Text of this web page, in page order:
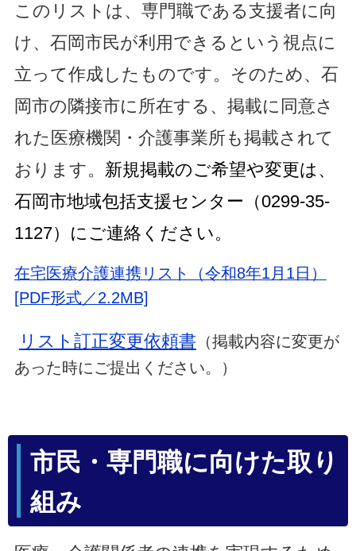
このリストは、専門職である支援者に向
け、石岡市民が利用できるという視点に
立って作成したものです。そのため、石
岡市の隣接市に所在する、掲載に同意さ
れた医療機関・介護事業所も掲載されて
おります。 新規掲載のご希望や変更は、
石岡市地域包括支援センター（0299-35-
1127）にご連絡ください。
在宅医療介護連携リスト（令和8年1月1日）
[PDF形式／2.2MB]
リスト訂正変更依頼書 （掲載内容に変更が
あった時にご提出ください。）
市民・専門職に向けた取り
組み